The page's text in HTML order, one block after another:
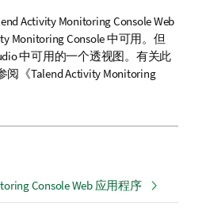
Activity Monitoring ConsoleWeb
Monitoring Console中可用。但
中可用的一个透视图。有关此
阅《Talend Activity Monitoring
Console Web 应用程序